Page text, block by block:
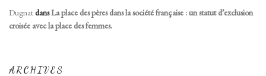
DugnatdansLa place des pères dans la société française : un statut d’exclusion
croisée avec la place des femmes.
ARCHIVES